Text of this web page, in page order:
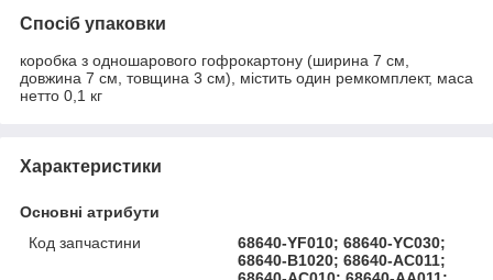
Спосіб упаковки
коробка з одношарового гофрокартону (ширина 7 см,
довжина 7 см, товщина 3 см), містить один ремкомплект, маса
нетто 0,1 кг
Характеристики
Основні атрибути
Код запчастини
68640-YF010; 68640-YC030;
68640-B1020; 68640-AC011;